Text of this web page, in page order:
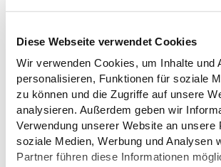
Diese Webseite verwendet Cookies
Wir verwenden Cookies, um Inhalte und
personalisieren, Funktionen für soziale
zu können und die Zugriffe auf unsere
analysieren. Außerdem geben wir
Verwendung unserer Website an unsere
soziale Medien, Werbung und Analysen
Partner führen diese Informationen